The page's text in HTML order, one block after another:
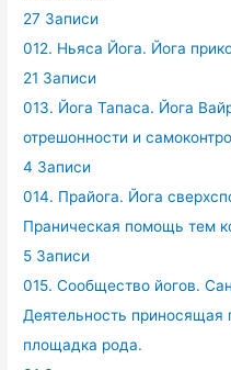
27 Записи
012. Ньяса Йога. Йога
21 Записи
013. Йога Тапаса. Йога
отрешонности и
4 Записи
014. Прайога. Йога
Праническая помощь тем
5 Записи
015. Сообщество йогов.
Деятельность приносящая
площадка рода.